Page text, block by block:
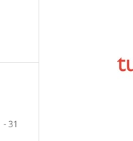
- 31